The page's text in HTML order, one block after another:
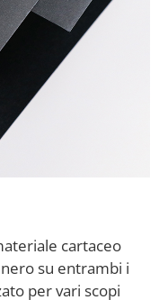
cartaceo
su entrambi i
per vari scopi